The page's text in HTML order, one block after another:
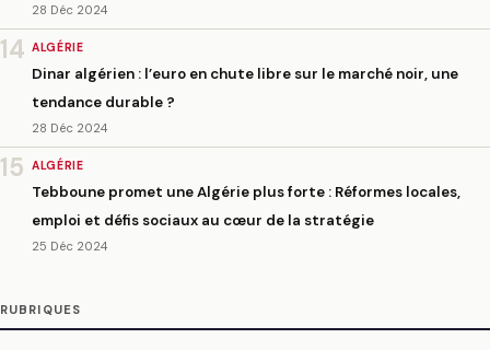
28 Déc 2024
14 ALGÉRIE
Dinar algérien : l’euro en chute libre sur le marché noir, une
tendance durable ?
28 Déc 2024
15 ALGÉRIE
Tebboune promet une Algérie plus forte : Réformes locales,
emploi et défis sociaux au cœur de la stratégie
25 Déc 2024
RUBRIQUES